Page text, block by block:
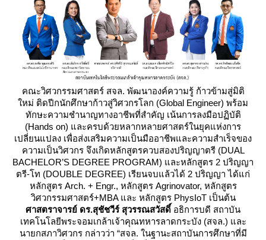
คณะวิศวกรรมศาสตร์ สจล. พัฒนาองค์ความรู้ ก้าวข้ามสู่มิติ
หม่ ติดปีกนักศึกษาก้าวสู่วิศวกรโลก (Global Engineer) พร้อม
ทักษะความชำนาญทางอาชีพที่สำคัญ เน้นการลงมือปฏิบัติ
(Hands on) และครบด้วยหลากหลายศาสตร์ในยุคแห่งการ
เปลี่ยนแปลง เพื่อส่งเสริมความเป็นมืออาชีพและความสำเร็จของ
ความเป็นวิศวกร จึงเกิดหลักสูตรควบสองปริญญาตรี (DUAL
BACHELOR’S DEGREE PROGRAM) และหลักสูตร 2 ปริญญา
ตรี-โท (DOUBLE DEGREE) เรียนจบแล้วได้ 2 ปริญญา ได้แก่
หลักสูตร Arch. + Engr., หลักสูตร Agrinovator, หลักสูตร
วิศวกรรมศาสตร์+MBA และ หลักสูตร PhysIoT เป็นต้น
ศาสตราจารย์ ดร.สุชัชวีร์ สุวรรณสวัสดิ์ อธิการบดี สถาบัน
เทคโนโลยีพระจอมเกล้าเจ้าคุณทหารลาดกระบัง (สจล.) และ
นายกสภาวิศวกร กล่าวว่า “สจล. ในฐานะสถาบันการศึกษาที่มี